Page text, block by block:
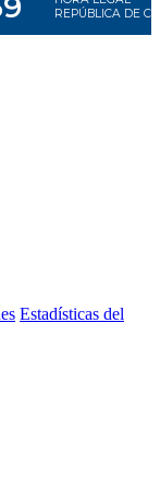
Estadísticas del